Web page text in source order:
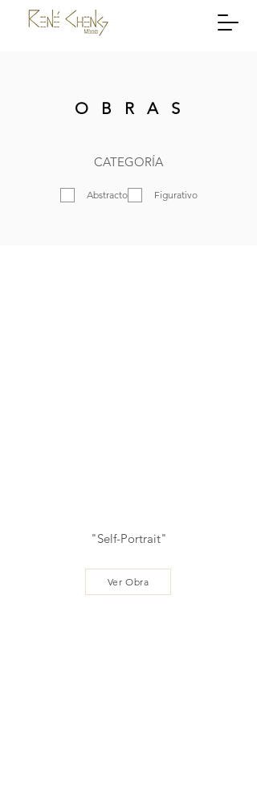
OBRAS
CATEGORÍA
Abstracto Figurativo
"Self-Portrait"
Ver Obra